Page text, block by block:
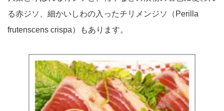
る赤ジソ、細かいしわの入ったチリメンジソ（Perilla
frutenscens crispa）もあります。